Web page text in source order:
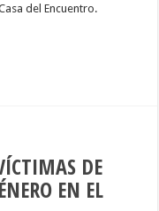
del Encuentro.
DE
EN EL